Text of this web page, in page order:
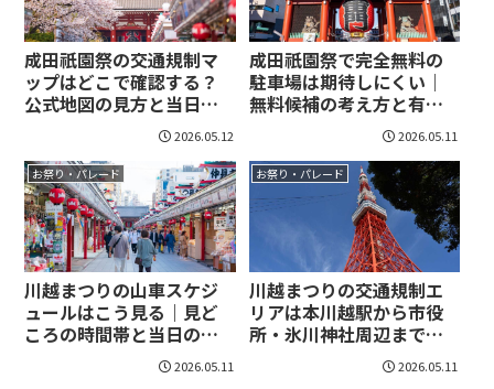
成田祇園祭の交通規制マ
ップはどこで確認する？
公式地図の見方と当日の
2026.05.12
成田祇園祭で完全無料の
駐車場は期待しにくい｜
無料候補の考え方と有料
代替まで先に押さえる！
2026.05.11
お祭り・パレード
川越まつりの山車スケジ
ュールはこう見る｜見ど
ころの時間帯と当日の追
い方がつかめる！ 2026.05.11
お祭り・パレード
川越まつりの交通規制エ
リアは本川越駅から市役
所・氷川神社周辺まで｜
歩きやすい回り方を先に
2026.05.11